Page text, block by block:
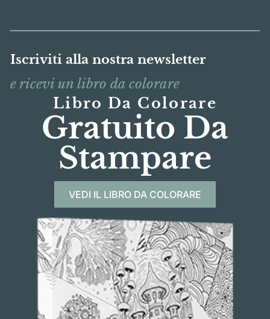
Iscriviti alla nostra newsletter
e ricevi un libro da colorare
Libro Da Colorare
Gratuito Da
Stampare
VEDI IL LIBRO DA COLORARE